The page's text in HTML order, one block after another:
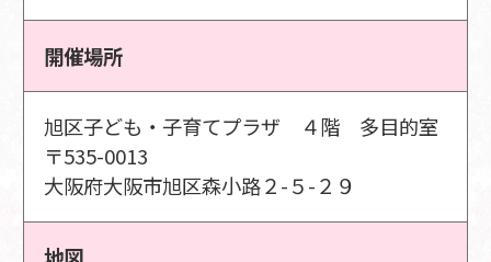
開催場所
旭区子ども・子育てプラザ ４階 多目的室
〒535-0013
大阪府大阪市旭区森小路２-５-２９